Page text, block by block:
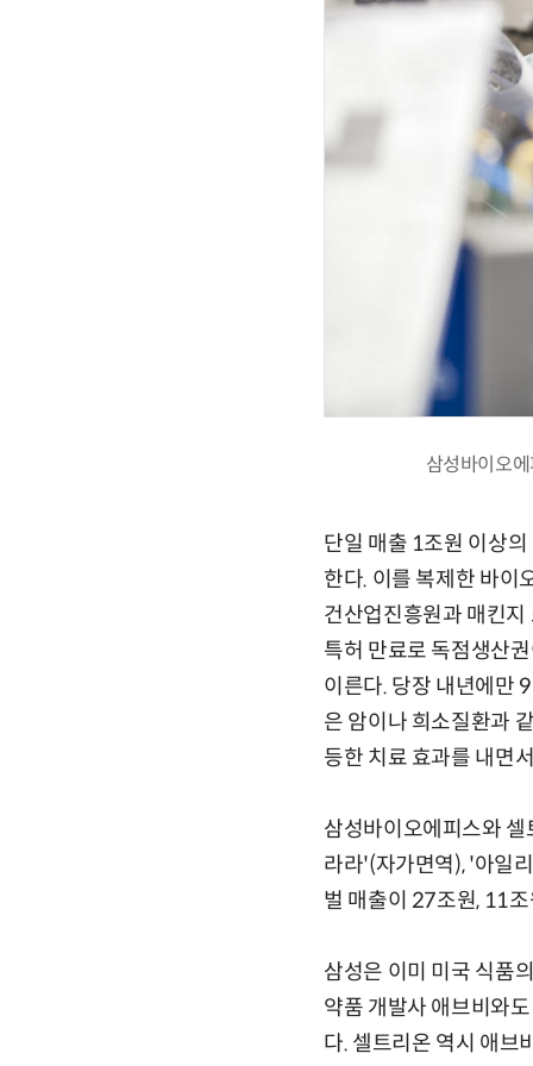
삼성바이오
단일 매출 1조원 이상
한다. 이를 복제한 바이
건산업진흥원과 매킨
특허 만료로 독점생산
이른다. 당장 내년에만
은 암이나 희소질환과
등한 치료 효과를 내면
삼성바이오에피스와
라라'(자가면역), '아일
벌 매출이 27조원, 11
삼성은 이미 미국 식품
약품 개발사 애브비와
다. 셀트리온 역시 애브